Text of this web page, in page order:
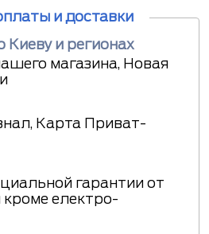
и доставки
Киеву и регионах
магазина, Новая
Карта Приват-
гарантии от
електро-